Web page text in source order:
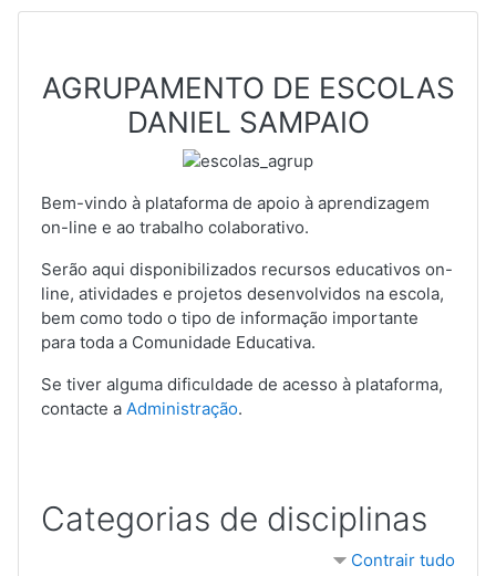
AGRUPAMENTO DE ESCOLAS
DANIEL SAMPAIO
Bem-vindo à plataforma de apoio à aprendizagem
on-line e ao trabalho colaborativo.
Serão aqui disponibilizados recursos educativos on-
line, atividades e projetos desenvolvidos na escola,
bem como todo o tipo de informação importante
para toda a Comunidade Educativa.
Se tiver alguma dificuldade de acesso à plataforma,
contacte a Administração.
Categorias de disciplinas
Contrair tudo